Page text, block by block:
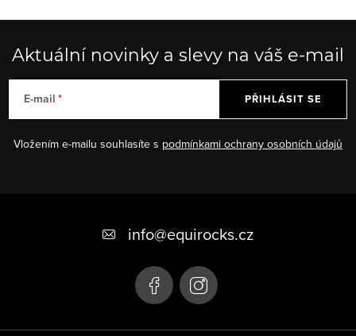
Aktuální novinky a slevy na váš e-mail
E-mail
Vložením e-mailu souhlasíte s podmínkami ochrany osobních údajů
PŘIHLÁSIT SE
info@equirocks.cz